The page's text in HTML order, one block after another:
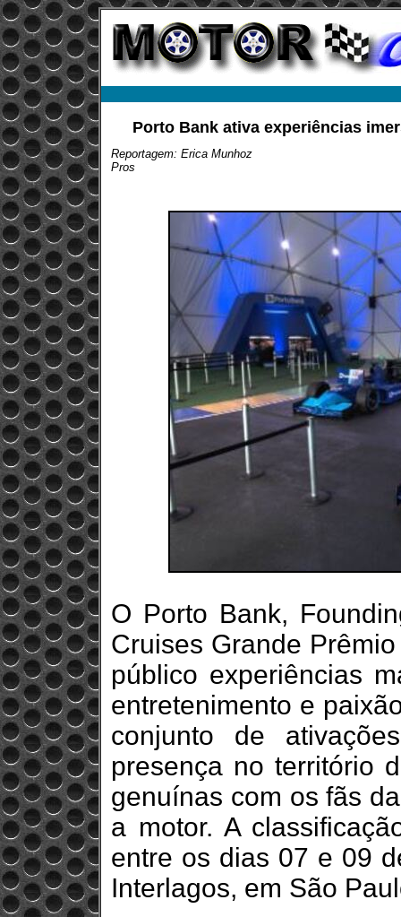
Porto Bank ativa experiências
Reportagem: Erica Munhoz
Pros
O Porto Bank,
Cruises Grande
público experiências
entretenimento e
conjunto de
presença no território
genuínas com os fãs
a motor. A
entre os dias 07 e 09
Interlagos, em São